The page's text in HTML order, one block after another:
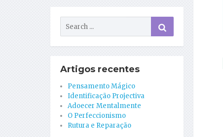
Artigos recentes
Pensamento Mágico
Identificação Projectiva
Adoecer Mentalmente
O Perfeccionismo
Rutura e Reparação